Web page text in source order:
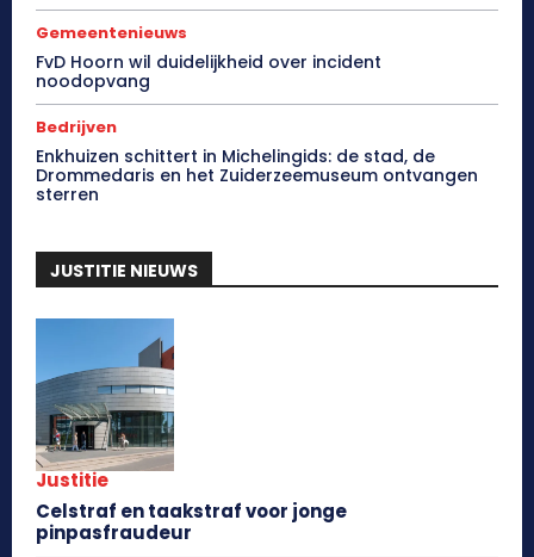
Gemeentenieuws
FvD Hoorn wil duidelijkheid over incident
noodopvang
Bedrijven
Enkhuizen schittert in Michelingids: de stad, de
Drommedaris en het Zuiderzeemuseum ontvangen
sterren
JUSTITIE NIEUWS
Justitie
Celstraf en taakstraf voor jonge
pinpasfraudeur